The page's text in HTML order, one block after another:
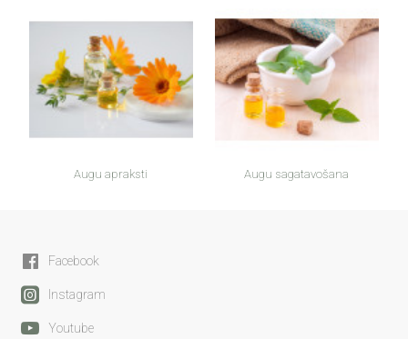
Augu apraksti Augu sagatavošana
Facebook
Instagram
Youtube